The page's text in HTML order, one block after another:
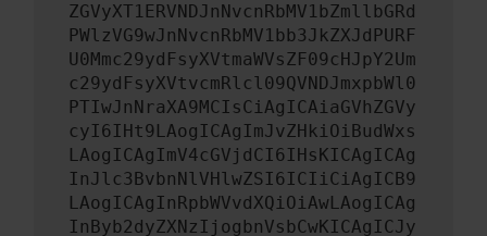
ZGVyXT1ERVNDJnNvcnRbMV1bZmllbGRd
PWlzVG9wJnNvcnRbMV1bb3JkZXJdPURF
U0Mmc29ydFsyXVtmaWVsZF09cHJpY2Um
c29ydFsyXVtvcmRlcl09QVNDJmxpbWl0
PTIwJnNraXA9MCIsCiAgICAiaGVhZGVy
cyI6IHt9LAogICAgImJvZHkiOiBudWxs
LAogICAgImV4cGVjdCI6IHsKICAgICAg
InJlc3BvbnNlVHlwZSI6ICIiCiAgICB9
LAogICAgInRpbWVvdXQiOiAwLAogICAg
InByb2dyZXNzIjogbnVsbCwKICAgICJy